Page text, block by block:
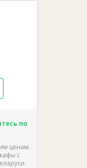
по
ценам.
с